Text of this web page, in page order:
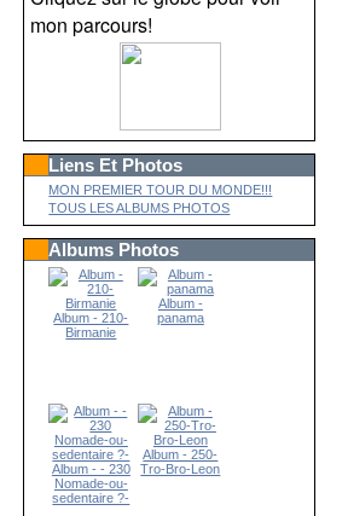
mon parcours!
Liens Et Photos
MON PREMIER TOUR DU MONDE!!!
TOUS LES ALBUMS PHOTOS
Albums Photos
Album - 210-
Birmanie
Album -
panama
Album - - 230
Nomade-ou-
sedentaire ?-
Album - 250-
Tro-Bro-Leon